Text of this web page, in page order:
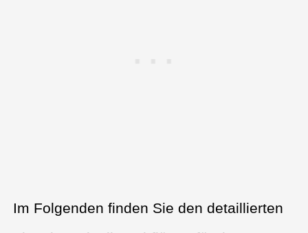
Im Folgenden finden Sie den detaillierten